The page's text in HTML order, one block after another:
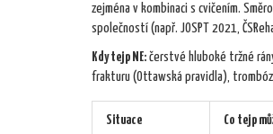
zejména v kombinaci s cvičením.
společností (např. JOSPT 2021,
Kdy tejp NE: čerstvé hluboké tržné
frakturu (Ottawská pravidla),
Situace Co tejp